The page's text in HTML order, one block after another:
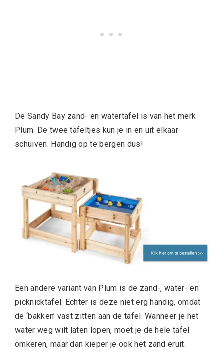
De Sandy Bay zand- en watertafel is van het merk
Plum. De twee tafeltjes kun je in en uit elkaar
schuiven. Handig op te bergen dus!
Een andere variant van Plum is de zand-, water- en
picknicktafel. Echter is deze niet erg handig, omdat
de ‘bakken’ vast zitten aan de tafel. Wanneer je het
water weg wilt laten lopen, moet je de hele tafel
omkeren, maar dan kieper je ook het zand eruit.